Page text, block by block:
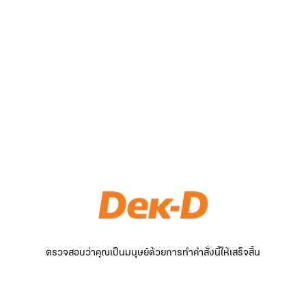
ตรวจสอบว่าคุณเป็นมนุษย์ด้วยการทำคำสั่งนี้ให้เสร็จสิ้น